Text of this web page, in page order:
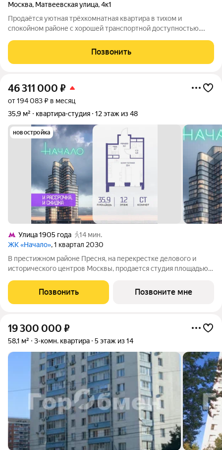
Москва, Матвеевская улица,4к1
Продаётся уютная трёхкомнатная квартира в тихом и
спокойном районе с хорошей транспортной доступностью.
самостоятельно продумать интерьер и обустроить жильё по
своему вкусу, не переплачивая за
Позвонить
46 311 000 ₽
от 194 083 ₽ в месяц
35,9 м²
квартира-студия 12 этаж из 48
новостройка
Улица 1905 года
14 мин.
ЖК «Начало», 1 квартал 2030
В престижном районе Пресня, на перекрестке делового и
исторического центров Москвы, продается студия площадью
этажного дома, в новом элитном жилом комплексе «Начало»
от девелопера «Донстрой».
Позвонить Позвоните мне
19 300 000 ₽
58,1 м² 3-комн. квартира 5 этаж из 14